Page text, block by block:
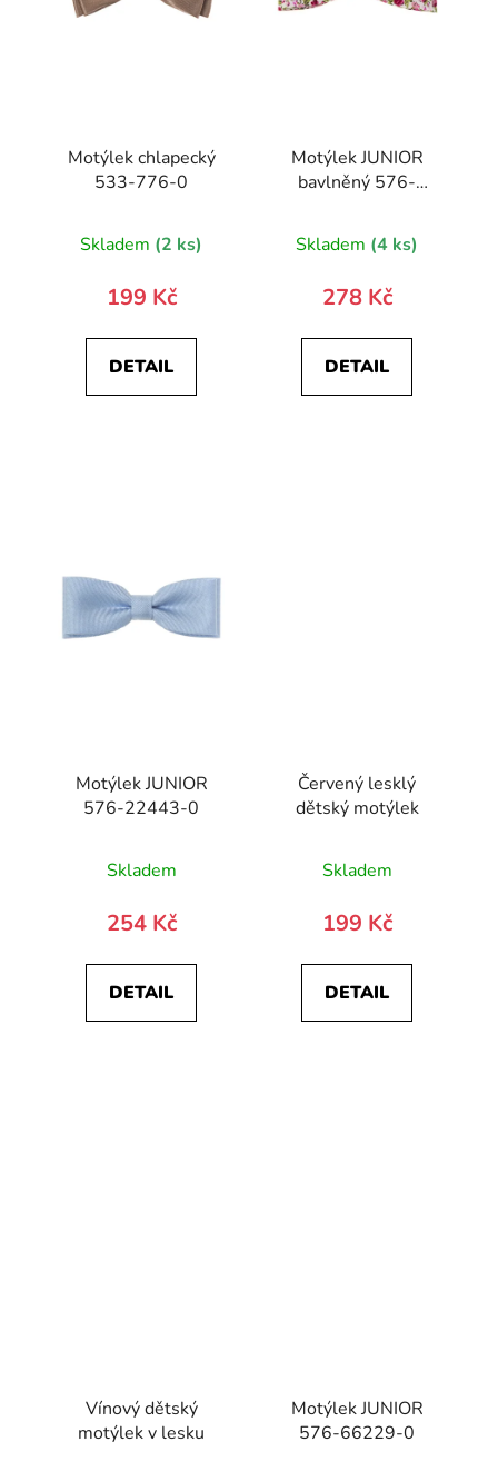
Motýlek chlapecký
533-776-0
Skladem (2 ks)
199 Kč
DETAIL
Motýlek JUNIOR
bavlněný 576-
Skladem (4 ks)
278 Kč
DETAIL
Motýlek JUNIOR
576-22443-0
Skladem
254 Kč
DETAIL
Červený lesklý
dětský motýlek
Skladem
199 Kč
DETAIL
Vínový dětský
motýlek v lesku
Motýlek JUNIOR
576-66229-0